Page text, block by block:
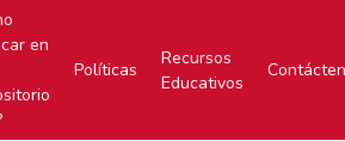
en
Políticas
Recursos
Educativos